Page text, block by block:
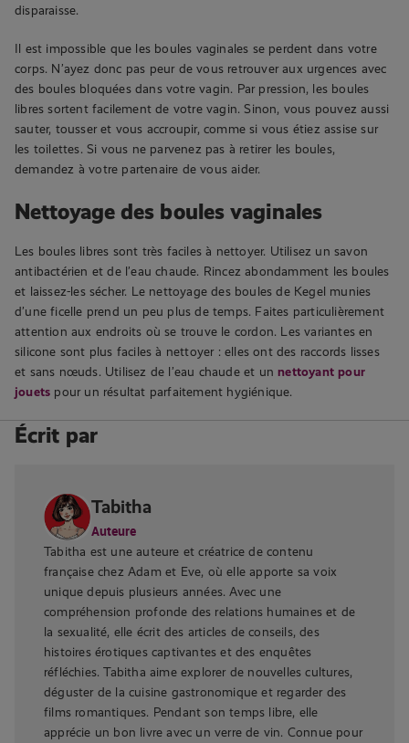
disparaisse.
Il est impossible que les boules vaginales se perdent dans votre
corps. N’ayez donc pas peur de vous retrouver aux urgences avec
des boules bloquées dans votre vagin. Par pression, les boules
libres sortent facilement de votre vagin. Sinon, vous pouvez aussi
sauter, tousser et vous accroupir, comme si vous étiez assise sur
les toilettes. Si vous ne parvenez pas à retirer les boules,
demandez à votre partenaire de vous aider.
Nettoyage des boules vaginales
Les boules libres sont très faciles à nettoyer. Utilisez un savon
antibactérien et de l’eau chaude. Rincez abondamment les boules
et laissez-les sécher. Le nettoyage des boules de Kegel munies
d’une ficelle prend un peu plus de temps. Faites particulièrement
attention aux endroits où se trouve le cordon. Les variantes en
silicone sont plus faciles à nettoyer : elles ont des raccords lisses
et sans nœuds. Utilisez de l’eau chaude et unnettoyant pour
jouets pour un résultat parfaitement hygiénique.
Écrit par
Tabitha
Auteure
Tabitha est une auteure et créatrice de contenu
française chez Adam et Eve, où elle apporte sa voix
unique depuis plusieurs années. Avec une
compréhension profonde des relations humaines et de
la sexualité, elle écrit des articles de conseils, des
histoires érotiques captivantes et des enquêtes
réfléchies. Tabitha aime explorer de nouvelles cultures,
déguster de la cuisine gastronomique et regarder des
films romantiques. Pendant son temps libre, elle
apprécie un bon livre avec un verre de vin. Connue pour